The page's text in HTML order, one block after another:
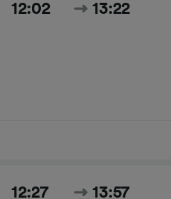
12:02 13:22
12:27 13:57